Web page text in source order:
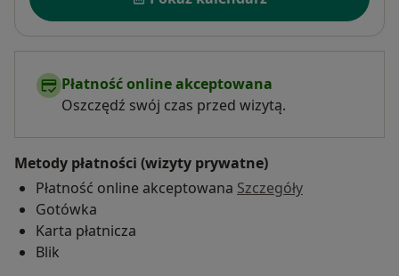
Płatność online akceptowana
Oszczędź swój czas przed wizytą.
Metody płatności (wizyty prywatne)
Płatność online akceptowana Szczegóły
Gotówka
Karta płatnicza
Blik